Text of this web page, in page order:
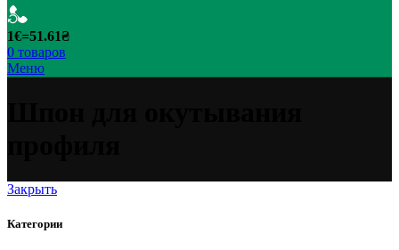
1€=51.61₴
0 товаров
Меню
Закрыть
Категории